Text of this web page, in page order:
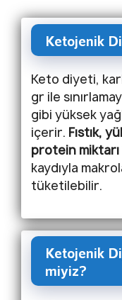
Ketojenik
Keto diyeti,
gr ile
gibi yüksek
içerir. Fıstık,
protein
kaydıyla
tüketilebilir.
Ketojenik
miyiz?